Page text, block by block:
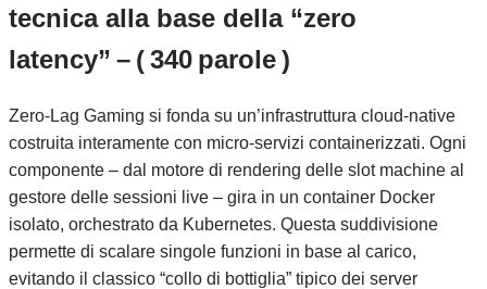
tecnica alla base della “zero
latency” – ( 340 parole )
Zero‑Lag Gaming si fonda su un’infrastruttura cloud‑native
costruita interamente con micro‑servizi containerizzati. Ogni
componente – dal motore di rendering delle slot machine al
gestore delle sessioni live – gira in un container Docker
isolato, orchestrato da Kubernetes. Questa suddivisione
permette di scalare singole funzioni in base al carico,
evitando il classico “collo di bottiglia” tipico dei server